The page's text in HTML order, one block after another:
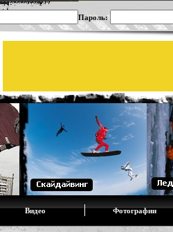
Пароль:
Видео Фотографии